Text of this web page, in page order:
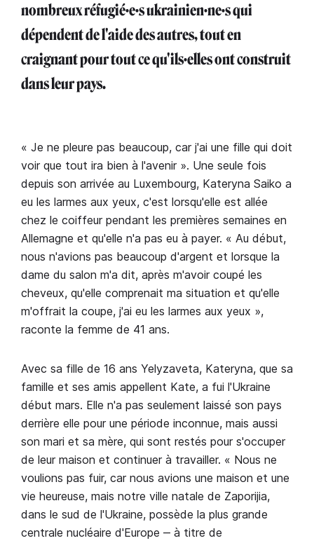
nombreux réfugié·e·s ukrainien·ne·s qui
dépendent de l'aide des autres, tout en
craignant pour tout ce qu'ils·elles ont construit
dans leur pays.
« Je ne pleure pas beaucoup, car j'ai une fille qui doit
voir que tout ira bien à l'avenir ». Une seule fois
depuis son arrivée au Luxembourg, Kateryna Saiko a
eu les larmes aux yeux, c'est lorsqu'elle est allée
chez le coiffeur pendant les premières semaines en
Allemagne et qu'elle n'a pas eu à payer. « Au début,
nous n'avions pas beaucoup d'argent et lorsque la
dame du salon m'a dit, après m'avoir coupé les
cheveux, qu'elle comprenait ma situation et qu'elle
m'offrait la coupe, j'ai eu les larmes aux yeux »,
raconte la femme de 41 ans.
Avec sa fille de 16 ans Yelyzaveta, Kateryna, que sa
famille et ses amis appellent Kate, a fui l'Ukraine
début mars. Elle n'a pas seulement laissé son pays
derrière elle pour une période inconnue, mais aussi
son mari et sa mère, qui sont restés pour s'occuper
de leur maison et continuer à travailler. « Nous ne
voulions pas fuir, car nous avions une maison et une
vie heureuse, mais notre ville natale de Zaporijia,
dans le sud de l'Ukraine, possède la plus grande
centrale nucléaire d'Europe ‒ à titre de